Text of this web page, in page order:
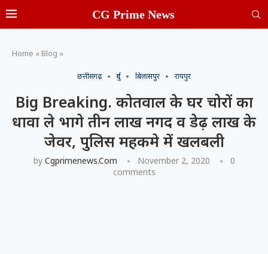
CG Prime News
Home » Blog »
छत्तीसगढ़ दुर्ग बिलासपुर रायपुर
Big Breaking. कोतवाल के घर चोरों का
धावा ले भागे तीन लाख नगद व डेढ़ लाख के
जेवर, पुलिस महकमे में खलबली
by Cgprimenews.com November 2, 2020
0
comments